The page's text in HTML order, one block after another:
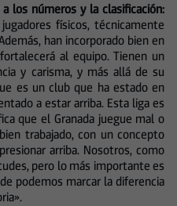
los números y la clasificación:
físicos, técnicamente
han incorporado bien en
al equipo. Tienen un
y carisma, y más allá de su
es un club que ha estado en
a estar arriba. Esta liga es
que el Granada juegue mal o
trabajado, con un concepto
arriba. Nosotros, como
pero lo más importante es
podemos marcar la diferencia